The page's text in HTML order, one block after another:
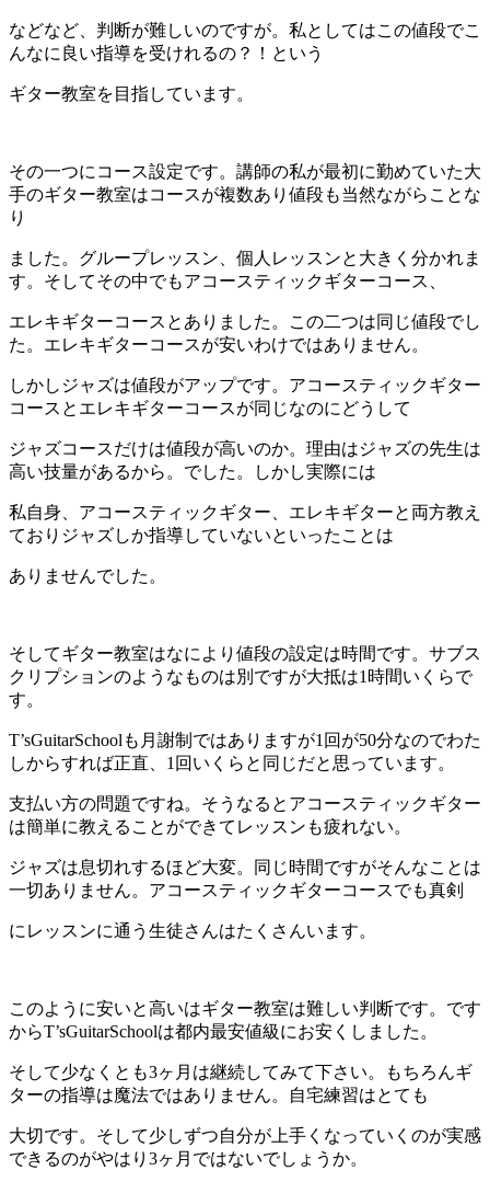
などなど、判断が難しいのですが。私としてはこの値段でこ
んなに良い指導を受けれるの？！という
ギター教室を目指しています。
その一つにコース設定です。講師の私が最初に勤めていた大
手のギター教室はコースが複数あり値段も当然ながらことな
り
ました。グループレッスン、個人レッスンと大きく分かれま
す。そしてその中でもアコースティックギターコース、
エレキギターコースとありました。この二つは同じ値段でし
た。エレキギターコースが安いわけではありません。
しかしジャズは値段がアップです。アコースティックギター
コースとエレキギターコースが同じなのにどうして
ジャズコースだけは値段が高いのか。理由はジャズの先生は
高い技量があるから。でした。しかし実際には
私自身、アコースティックギター、エレキギターと両方教え
ておりジャズしか指導していないといったことは
ありませんでした。
そしてギター教室はなにより値段の設定は時間です。サブス
クリプションのようなものは別ですが大抵は1時間いくらで
す。
T’sGuitarSchoolも月謝制ではありますが1回が50分なのでわた
しからすれば正直、1回いくらと同じだと思っています。
支払い方の問題ですね。そうなるとアコースティックギター
は簡単に教えることができてレッスンも疲れない。
ジャズは息切れするほど大変。同じ時間ですがそんなことは
一切ありません。アコースティックギターコースでも真剣
にレッスンに通う生徒さんはたくさんいます。
このように安いと高いはギター教室は難しい判断です。です
からT’sGuitarSchoolは都内最安値級にお安くしました。
そして少なくとも3ヶ月は継続してみて下さい。もちろんギ
ターの指導は魔法ではありません。自宅練習はとても
大切です。そして少しずつ自分が上手くなっていくのが実感
できるのがやはり3ヶ月ではないでしょうか。